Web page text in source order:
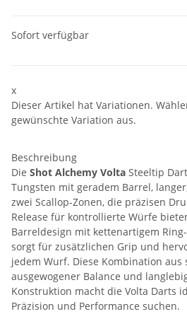
Sofort verfügbar
x
Dieser Artikel hat Variationen.
gewünschte Variation aus.
Beschreibung
Die Shot Alchemy Volta Steeltip
Tungsten mit geradem Barrel,
zwei Scallop-Zonen, die präzisen
Release für kontrollierte Würfe
Barreldesign mit kettenartigem
sorgt für zusätzlichen Grip und
jedem Wurf. Diese Kombination aus
ausgewogener Balance und
Konstruktion macht die Volta Darts
Präzision und Performance suchen.